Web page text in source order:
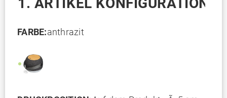
FARBE:anthrazit